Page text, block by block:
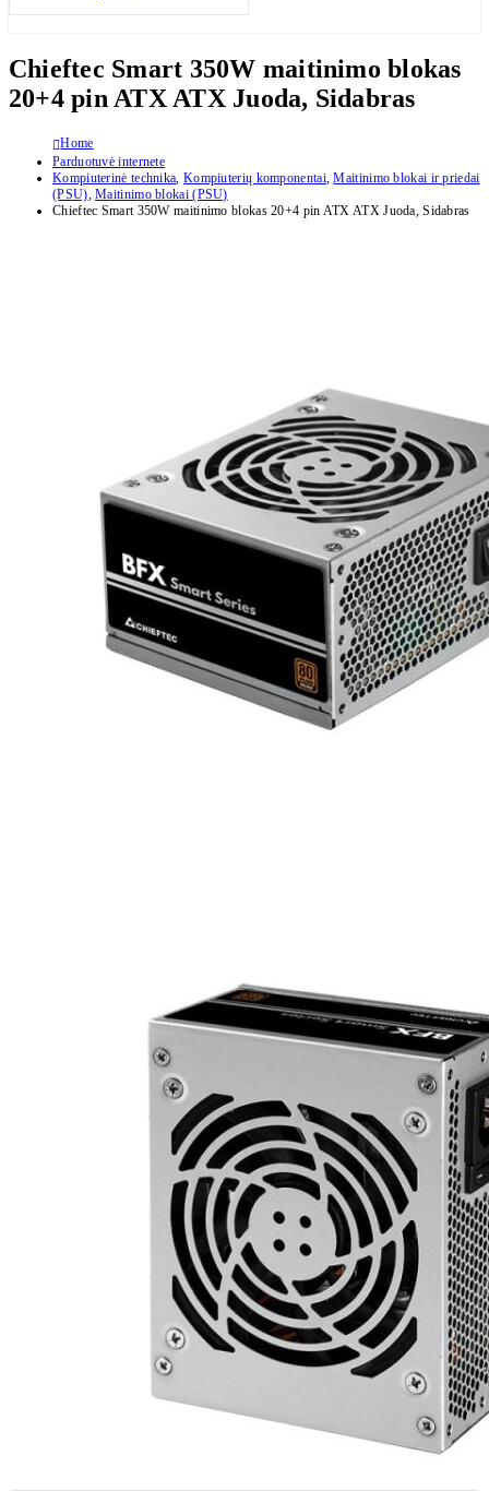
Chieftec Smart 350W maitinimo blokas
20+4 pin ATX ATX Juoda, Sidabras
Home
Parduotuvė internete
Kompiuterinė technika, Kompiuterių komponentai,Maitinimo blokai ir priedai
(PSU),Maitinimo blokai (PSU)
Chieftec Smart 350W maitinimo blokas 20+4 pin ATX ATX Juoda, Sidabras